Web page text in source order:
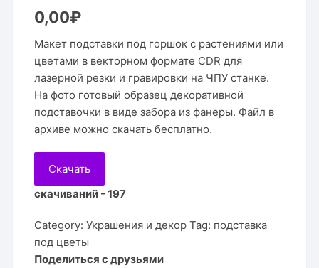
0,00₽
Макет подставки под горшок с растениями или
цветами в векторном формате CDR для
лазерной резки и гравировки на ЧПУ станке.
На фото готовый образец декоративной
подставочки в виде забора из фанеры. Файл в
архиве можно скачать бесплатно.
Скачать
скачиваний - 197
Category:Украшения и декор Tag: подставка
под цветы
Поделиться с друзьями